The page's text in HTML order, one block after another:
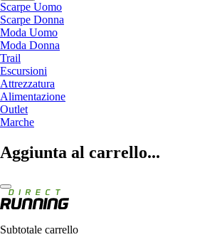
Scarpe Uomo
Scarpe Donna
Moda Uomo
Moda Donna
Trail
Escursioni
Attrezzatura
Alimentazione
Outlet
Marche
Aggiunta al carrello...
Subtotale carrello